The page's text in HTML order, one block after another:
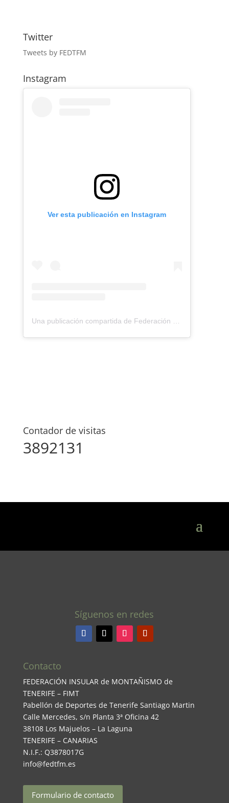
Twitter
Tweets by FEDTFM
Instagram
Ver esta publicación en Instagram
Una publicación compartida de Federación Montañismo Tenerife (@federacion_montanismo_tenerife)
Contador de visitas
3892131
Síguenos en redes
Contacto
FEDERACIÓN INSULAR de MONTAÑISMO de
TENERIFE – FIMT
Pabellón de Deportes de Tenerife Santiago Martin
Calle Mercedes, s/n Planta 3ª Oficina 42
38108 Los Majuelos – La Laguna
TENERIFE – CANARIAS
N.I.F.: Q3878017G
info@fedtfm.es
Formulario de contacto